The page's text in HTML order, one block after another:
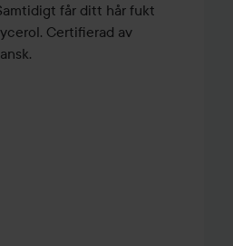
får ditt hår fukt
Certifierad av